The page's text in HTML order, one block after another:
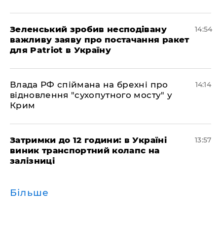
Зеленський зробив несподівану
важливу заяву про постачання ракет
для Patriot в Україну
14:54
Влада РФ спіймана на брехні про
відновлення "сухопутного мосту" у
Крим
14:14
Затримки до 12 години: в Україні
виник транспортний колапс на
залізниці
13:57
Більше